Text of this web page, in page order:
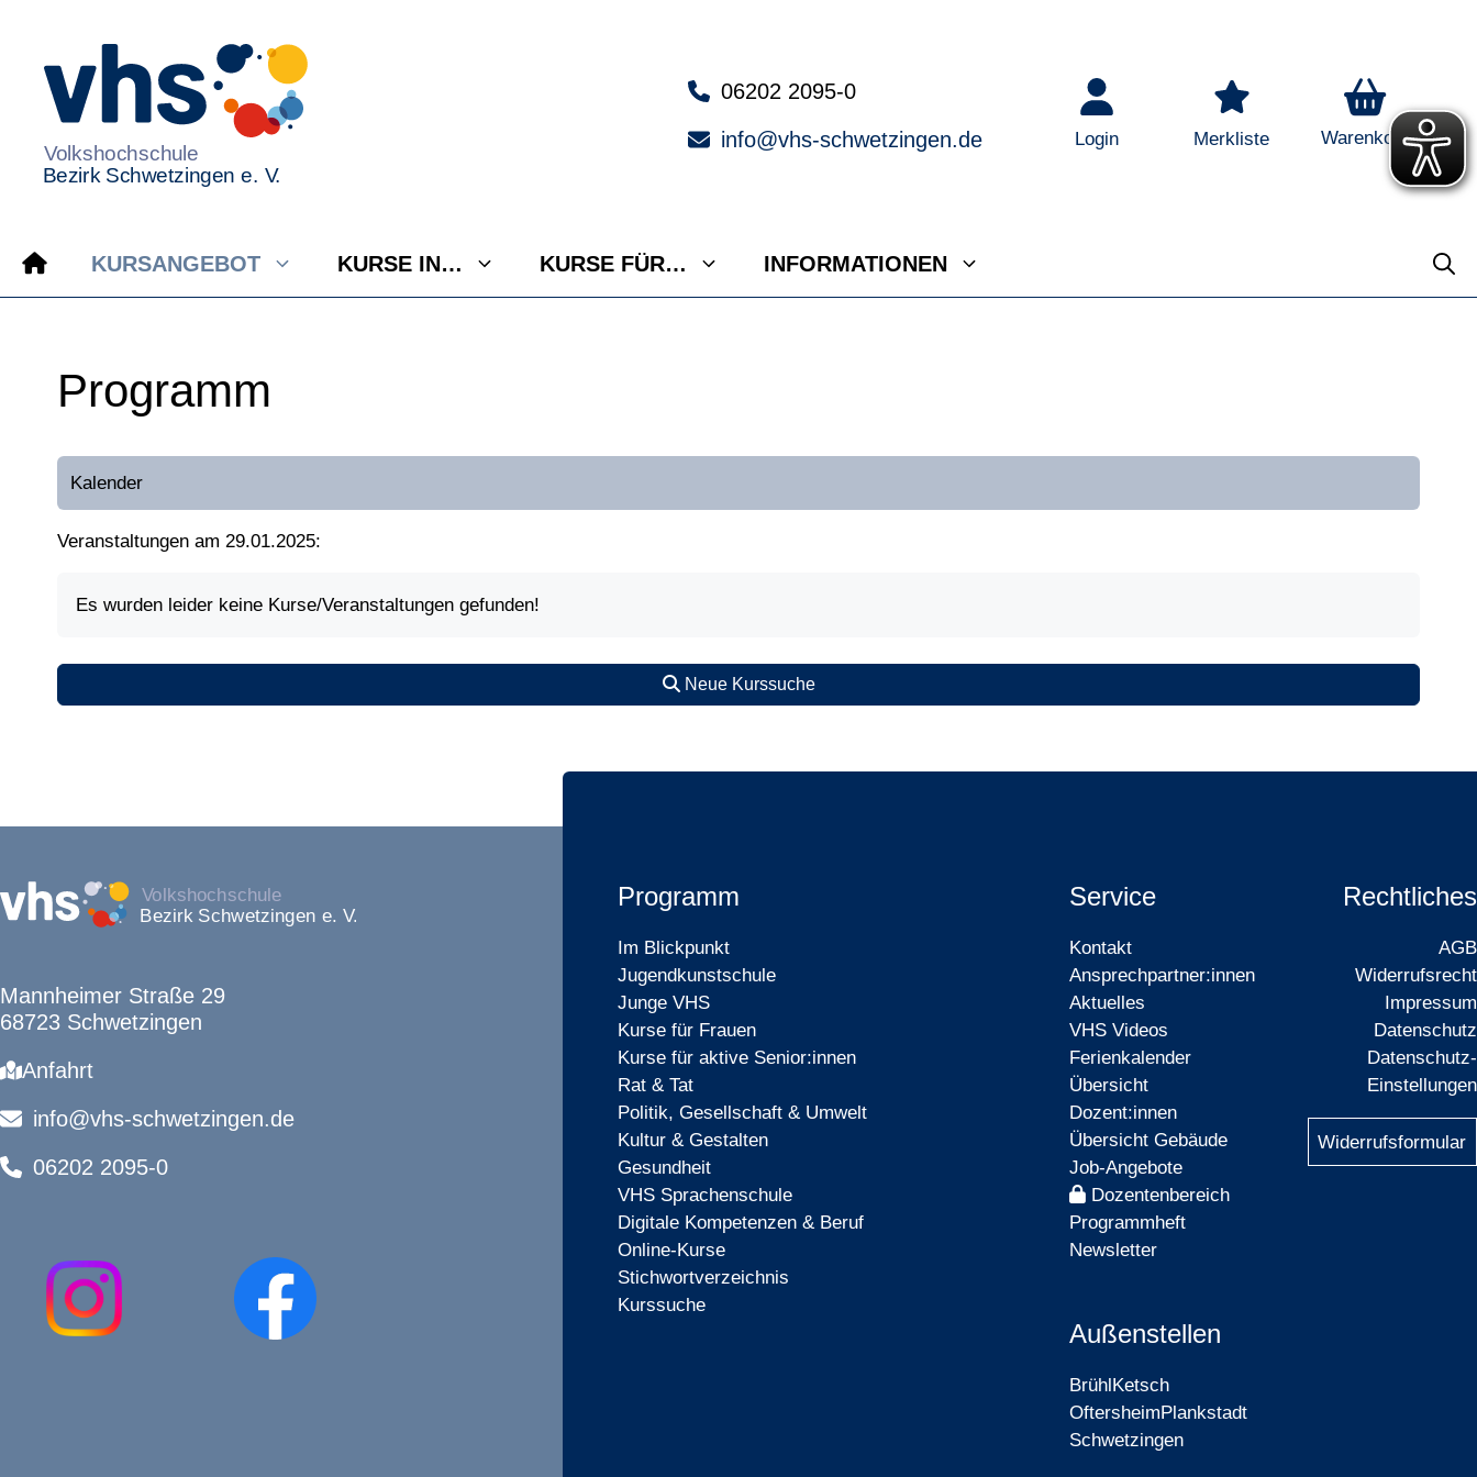
springen
06202 2095-0
info@vhs-schwetzingen.de
Login Merkliste Warenkorb
KURSANGEBOT KURSE IN… KURSE FÜR… INFORMATIONEN
Programm
Kalender
Veranstaltungen am 29.01.2025:
Es wurden leider keine Kurse/Veranstaltungen gefunden!
Neue Kurssuche
Mannheimer Straße 29
68723 Schwetzingen
Anfahrt
info@vhs-schwetzingen.de
06202 2095-0
Programm
Im Blickpunkt
Jugendkunstschule
Junge VHS
Kurse für Frauen
Kurse für aktive Senior:innen
Rat & Tat
Politik, Gesellschaft & Umwelt
Kultur & Gestalten
Gesundheit
VHS Sprachenschule
Digitale Kompetenzen & Beruf
Online-Kurse
Stichwortverzeichnis
Kurssuche
Service
Kontakt
Ansprechpartner:innen
Aktuelles
VHS Videos
Ferienkalender
Übersicht
Dozent:innen
Übersicht Gebäude
Job-Angebote
Dozentenbereich
Programmheft
Newsletter
Außenstellen
BrühlKetsch
OftersheimPlankstadt
Schwetzingen
Rechtliches
AGB
Widerrufsrecht
Impressum
Datenschutz
Datenschutz-
Einstellungen
Widerrufsformular